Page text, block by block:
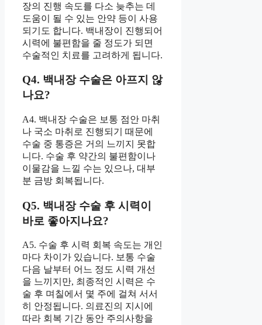
장의 진행 속도를 다소 늦추는 데
도움이 될 수 있는 안약 등이 사용
되기도 합니다. 백내장이 진행되어
시력에 불편함을 줄 정도가 되면
수술적인 치료를 고려하게 됩니다.
Q4. 백내장 수술은 아프지 않
나요?
A4. 백내장 수술은 보통 점안 마취
나 국소 마취로 진행되기 때문에
수술 중 통증은 거의 느끼지 못합
니다. 수술 후 약간의 불편함이나
이물감을 느낄 수는 있으나, 대부
분 금방 회복됩니다.
Q5. 백내장 수술 후 시력이
바로 좋아지나요?
A5. 수술 후 시력 회복 속도는 개인
마다 차이가 있습니다. 보통 수술
다음 날부터 어느 정도 시력 개선
을 느끼지만, 최종적인 시력은 수
술 후 며칠에서 몇 주에 걸쳐 서서
히 안정됩니다. 의료진의 지시에
따라 회복 기간 동안 주의사항을